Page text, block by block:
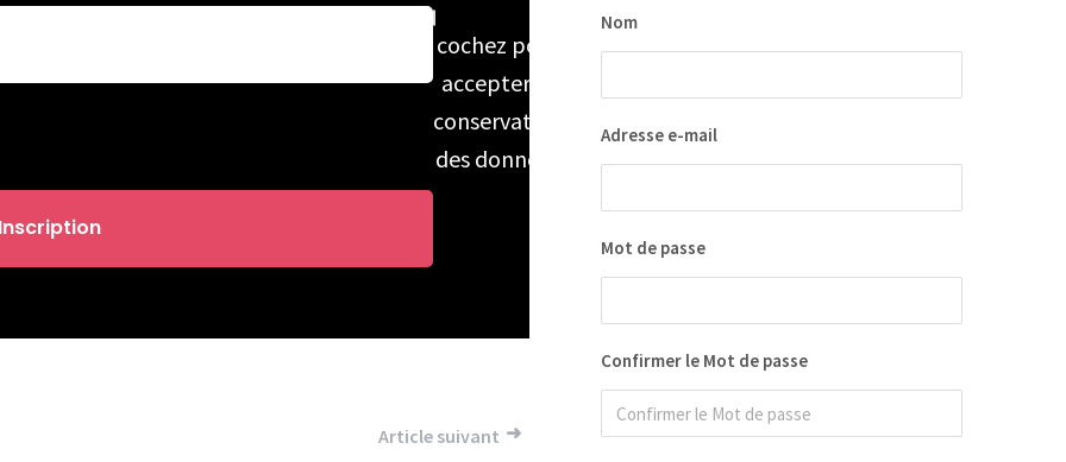
cochez pour
accepter la
conservation
des données
Article suivant
Nom
Adresse e-mail
Mot de passe
Confirmer le Mot de passe